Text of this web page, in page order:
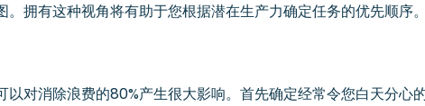
。拥有这种视角将有助于您根据潜在生产力确定任务的优先顺序。
以对消除浪费的80%产生很大影响。首先确定经常令您白天分心